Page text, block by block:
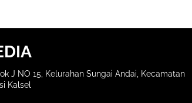
J NO 15, Kelurahan Sungai Andai, Kecamatan
Kalsel